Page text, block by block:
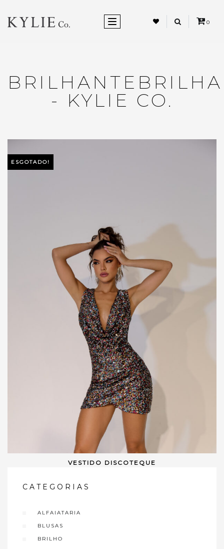
ALTERNAR NEVEGAÇÃO 0
- KYLIE CO.
VER OPÇÕES
ESGOTADO!
VESTIDO DISCOTEQUE
CATEGORIAS
ALFAIATARIA
BLUSAS
BRILHO